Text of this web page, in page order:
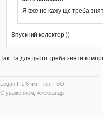
Я вже не кажу що треба
Впускний колектор ))
Так. Та для цього треба зняти
Logan II 1,6 чип-тюн, ГБО
С уважением, Александр